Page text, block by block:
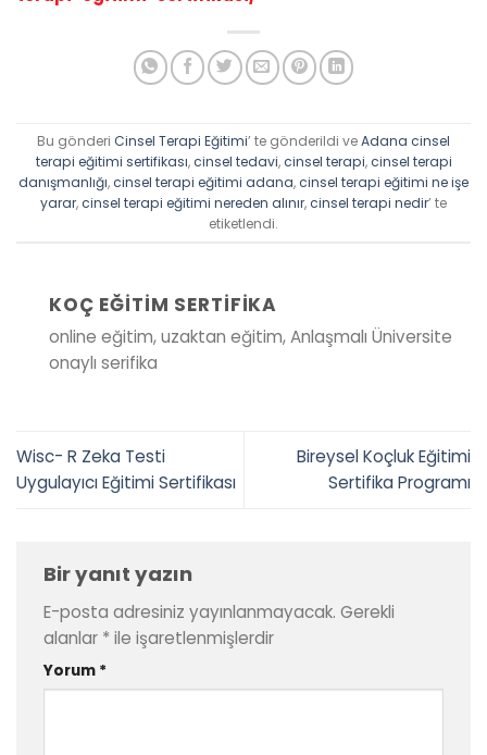
Bu gönderi Cinsel Terapi Eğitimi’ te gönderildi veAdana cinsel
terapi eğitimi sertifikası,cinsel tedavi,cinsel terapi,cinsel terapi
danışmanlığı,cinsel terapi eğitimi adana,cinsel terapi eğitimi ne işe
yarar,cinsel terapi eğitimi nereden alınır,cinsel terapi nedir’ te
etiketlendi.
KOÇ EĞITIM SERTIFIKA
online eğitim, uzaktan eğitim, Anlaşmalı Üniversite
onaylı serifika
Wisc- R Zeka Testi
Uygulayıcı Eğitimi Sertifikası
Bireysel Koçluk Eğitimi
Sertifika Programı
Bir yanıt yazın
E-posta adresiniz yayınlanmayacak. Gerekli
alanlar * ile işaretlenmişlerdir
Yorum *